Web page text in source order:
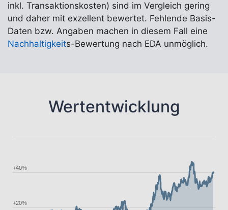
inkl. Transaktionskosten) sind im Vergleich gering
und daher mit exzellent bewertet. Fehlende Basis-
Daten bzw. Angaben machen in diesem Fall eine
Nachhaltigkeits-Bewertung nach EDA unmöglich.
Wertentwicklung
+20%
+40%